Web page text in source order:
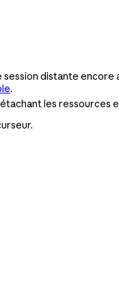
session distante encore
.
les ressources